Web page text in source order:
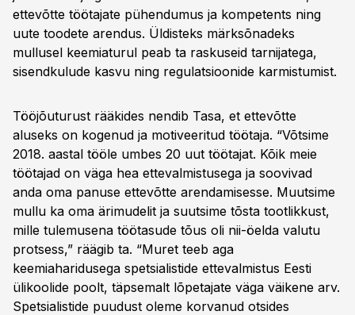
ettevõtte töötajate pühendumus ja kompetents ning
uute toodete arendus. Üldisteks märksõnadeks
mullusel keemiaturul peab ta raskuseid tarnijatega,
sisendkulude kasvu ning regulatsioonide karmistumist.
Tööjõuturust rääkides nendib Tasa, et ettevõtte
aluseks on kogenud ja motiveeritud töötaja. “Võtsime
2018. aastal tööle umbes 20 uut töötajat. Kõik meie
töötajad on väga hea ettevalmistusega ja soovivad
anda oma panuse ettevõtte arendamisesse. Muutsime
mullu ka oma ärimudelit ja suutsime tõsta tootlikkust,
mille tulemusena töötasude tõus oli nii-öelda valutu
protsess,” räägib ta. “Muret teeb aga
keemiaharidusega spetsialistide ettevalmistus Eesti
ülikoolide poolt, täpsemalt lõpetajate väga väikene arv.
Spetsialistide puudust oleme korvanud otsides